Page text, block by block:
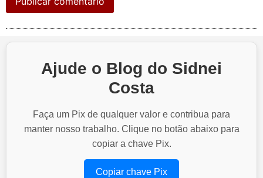
Ajude o Blog do Sidnei
Costa
Faça um Pix de qualquer valor e contribua para
manter nosso trabalho. Clique no botão abaixo para
copiar a chave Pix.
Copiar chave Pix